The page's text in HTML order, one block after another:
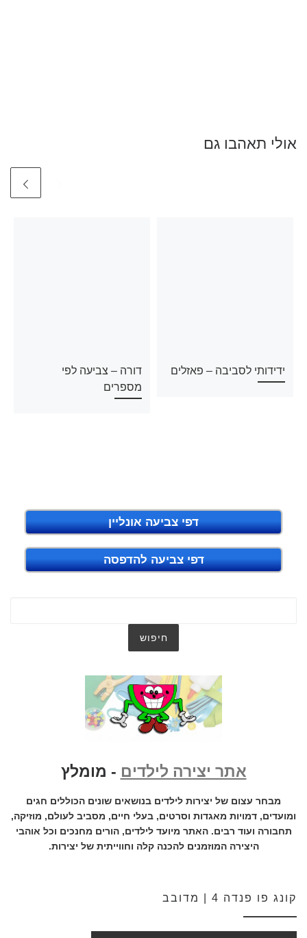
אולי תאהבו גם
ידידותי לסביבה – פאזלים
דורה – צביעה לפי
מספרים
דפי צביעה אונליין
דפי צביעה להדפסה
אתר יצירה לילדים - מומלץ
מבחר עצום של יצירות לילדים בנושאים שונים הכוללים חגים
ומועדים, דמויות מאגדות וסרטים, בעלי חיים, מסביב לעולם, מוזיקה,
תחבורה ועוד רבים. האתר מיועד לילדים, הורים מחנכים וכל אוהבי
היצירה המוזמנים להכנה קלה וחווייתית של יצירות.
קונג פו פנדה 4 | מדובב